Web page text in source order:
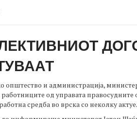
и администрација,
од управата правосудните
средба во врска со неколку